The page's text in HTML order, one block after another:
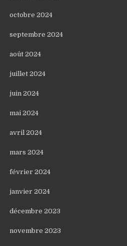
octobre 2024
septembre 2024
août 2024
juillet 2024
juin 2024
mai 2024
avril 2024
mars 2024
février 2024
janvier 2024
décembre 2023
novembre 2023